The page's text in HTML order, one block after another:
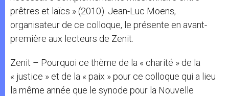
prêtres et laïcs » (2010). Jean-Luc Moens,
organisateur de ce colloque, le présente en avant-
première aux lecteurs de Zenit.
Zenit – Pourquoi ce thème de la « charité » de la
« justice » et de la « paix » pour ce colloque qui a lieu
la même année que le synode pour la Nouvelle